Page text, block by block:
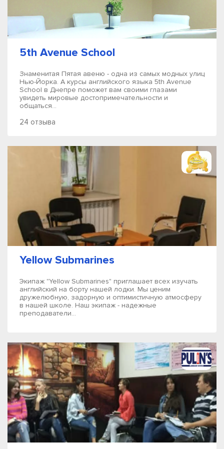
5th Avenue School
Знаменитая Пятая авеню - одна из самых модных улиц
Нью-Йорка. А курсы английского языка 5th Avenue
School в Днепре поможет вам своими глазами
увидеть мировые достопримечательности и
общаться...
24 отзыва
Yellow Submarines
Экипаж "Yellow Submarines" приглашает всех изучать
английский на борту нашей лодки. Мы ценим
дружелюбную, задорную и оптимистичную атмосферу
в нашей школе. Наш экипаж - надежные
преподаватели...